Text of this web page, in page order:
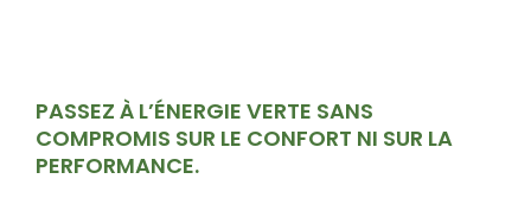
PASSEZ À L’ÉNERGIE VERTE SANS
COMPROMIS SUR LE CONFORT NI SUR LA
PERFORMANCE.